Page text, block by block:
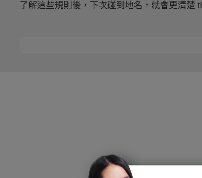
了解這些規則後，下次碰到地名，就會更清楚